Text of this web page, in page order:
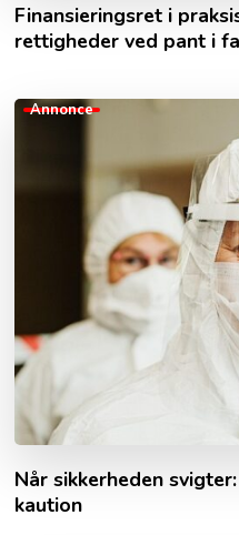
Finansieringsret i
rettigheder ved pant i
Annonce
Når sikkerheden
kaution